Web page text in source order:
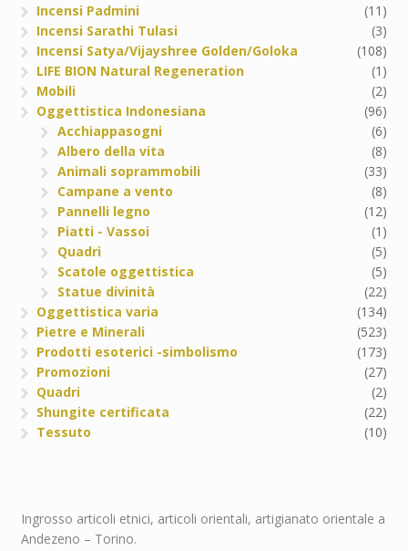
Incensi Padmini
(11)
Incensi Sarathi Tulasi
(3)
Incensi Satya/Vijayshree Golden/Goloka
(108)
LIFE BION Natural Regeneration
(1)
Mobili
(2)
Oggettistica Indonesiana
(96)
Acchiappasogni
(6)
Albero della vita
(8)
Animali soprammobili
(33)
Campane a vento
(8)
Pannelli legno
(12)
Piatti - Vassoi
(1)
Quadri
(5)
Scatole oggettistica
(5)
Statue divinità
(22)
Oggettistica varia
(134)
Pietre e Minerali
(523)
Prodotti esoterici -simbolismo
(173)
Promozioni
(27)
Quadri
(2)
Shungite certificata
(22)
Tessuto
(10)
Ingrosso articoli etnici, articoli orientali, artigianato orientale a
Andezeno – Torino.